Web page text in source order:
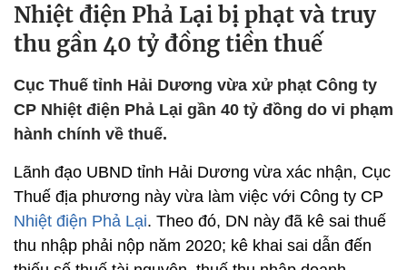
Nhiệt điện Phả Lại bị phạt và truy
thu gần 40 tỷ đồng tiền thuế
Cục Thuế tỉnh Hải Dương vừa xử phạt Công ty
CP Nhiệt điện Phả Lại gần 40 tỷ đồng do vi phạm
hành chính về thuế.
Lãnh đạo UBND tỉnh Hải Dương vừa xác nhận, Cục
Thuế địa phương này vừa làm việc với Công ty CP
Nhiệt điện Phả Lại. Theo đó, DN này đã kê sai thuế
thu nhập phải nộp năm 2020; kê khai sai dẫn đến